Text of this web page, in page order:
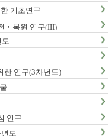
기초연구
‧복원 연구(III)
도
한 연구(3차년도)
연구
도